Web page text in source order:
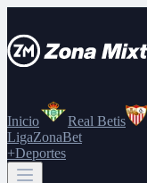
Inicio Real Betis
LigaZonaBet
+Deportes